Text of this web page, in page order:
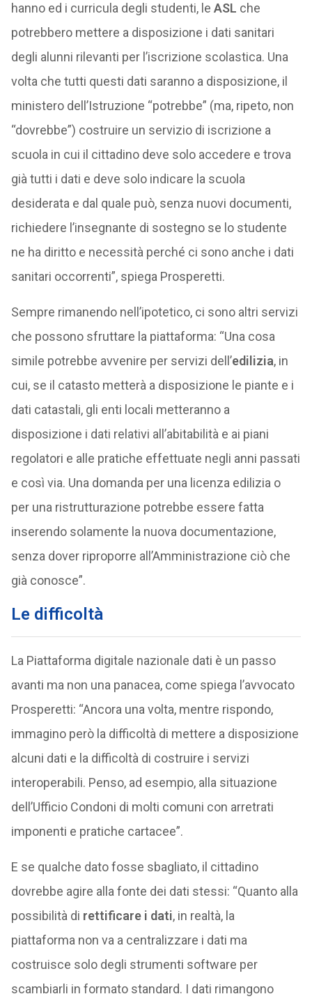
hanno ed i curricula degli studenti, le ASL che
potrebbero mettere a disposizione i dati sanitari
degli alunni rilevanti per l’iscrizione scolastica. Una
volta che tutti questi dati saranno a disposizione, il
ministero dell’Istruzione “potrebbe” (ma, ripeto, non
“dovrebbe”) costruire un servizio di iscrizione a
scuola in cui il cittadino deve solo accedere e trova
già tutti i dati e deve solo indicare la scuola
desiderata e dal quale può, senza nuovi documenti,
richiedere l’insegnante di sostegno se lo studente
ne ha diritto e necessità perché ci sono anche i dati
sanitari occorrenti”, spiega Prosperetti.
Sempre rimanendo nell’ipotetico, ci sono altri servizi
che possono sfruttare la piattaforma: “Una cosa
simile potrebbe avvenire per servizi dell’edilizia, in
cui, se il catasto metterà a disposizione le piante e i
dati catastali, gli enti locali metteranno a
disposizione i dati relativi all’abitabilità e ai piani
regolatori e alle pratiche effettuate negli anni passati
e così via. Una domanda per una licenza edilizia o
per una ristrutturazione potrebbe essere fatta
inserendo solamente la nuova documentazione,
senza dover riproporre all’Amministrazione ciò che
già conosce”.
Le difficoltà
La Piattaforma digitale nazionale dati è un passo
avanti ma non una panacea, come spiega l’avvocato
Prosperetti: “Ancora una volta, mentre rispondo,
immagino però la difficoltà di mettere a disposizione
alcuni dati e la difficoltà di costruire i servizi
interoperabili. Penso, ad esempio, alla situazione
dell’Ufficio Condoni di molti comuni con arretrati
imponenti e pratiche cartacee”.
E se qualche dato fosse sbagliato, il cittadino
dovrebbe agire alla fonte dei dati stessi: “Quanto alla
possibilità di rettificare i dati, in realtà, la
piattaforma non va a centralizzare i dati ma
costruisce solo degli strumenti software per
scambiarli in formato standard. I dati rimangono